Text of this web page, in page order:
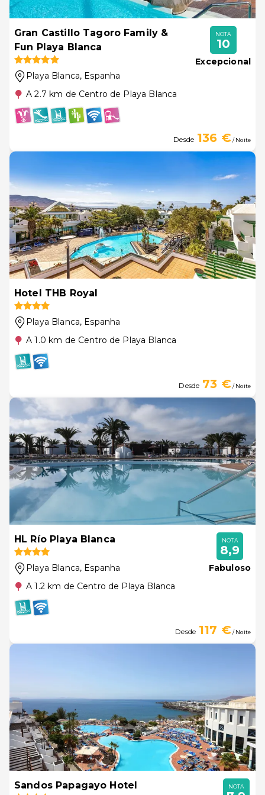
Gran Castillo Tagoro Family &
Fun Playa Blanca
Playa Blanca, Espanha
A 2.7 km de Centro de Playa Blanca
NOTA
10
Excepcional
Desde 136 €/ Noite
Hotel THB Royal
Playa Blanca, Espanha
A 1.0 km de Centro de Playa Blanca
Desde 73 €/ Noite
HL Río Playa Blanca
Playa Blanca, Espanha
A 1.2 km de Centro de Playa Blanca
NOTA
8,9
Fabuloso
Desde 117 €/ Noite
Sandos Papagayo Hotel NOTA